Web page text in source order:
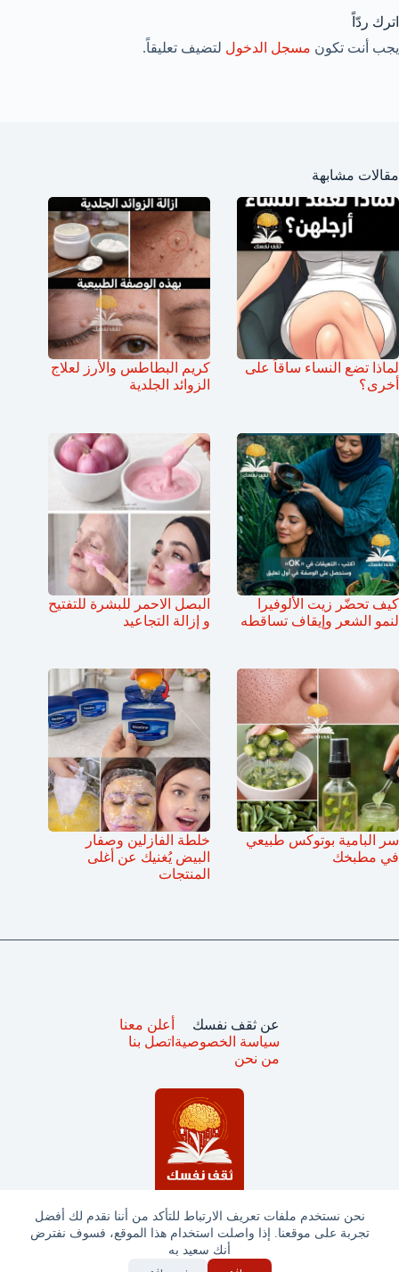
نحن نستخدم ملفات تعريف الارتباط للتأكد من أننا نقدم لك أفضل
تجربة على موقعنا. إذا واصلت استخدام هذا الموقع، فسوف نفترض
أنك سعيد به
اترك ردّاً
يجب أنت تكون مسجل الدخول لتضيف تعليقاً.
مقالات مشابهة
لماذا تضع النساء ساقاً على
أخرى؟
كريم البطاطس والأرز لعلاج
الزوائد الجلدية
كيف تحضّر زيت الألوفيرا
لنمو الشعر وإيقاف تساقطه
البصل الاحمر للبشرة للتفتيح
و إزالة التجاعيد
سر البامية بوتوكس طبيعي
في مطبخك
خلطة الفازلين وصفار
البيض يُغنيك عن أغلى
المنتجات
جميع الحقوق محفوظة © ثقف نفسك 2025
عن ثقف نفسك
سياسة الخصوصية
من نحن
أعلن معنا
اتصل بنا